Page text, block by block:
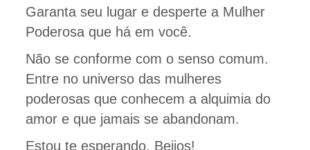
Garanta seu lugar e desperte a Mulher
Poderosa que há em você.
Não se conforme com o senso comum.
Entre no universo das mulheres
poderosas que conhecem a alquimia do
amor e que jamais se abandonam.
Estou te esperando. Beijos!